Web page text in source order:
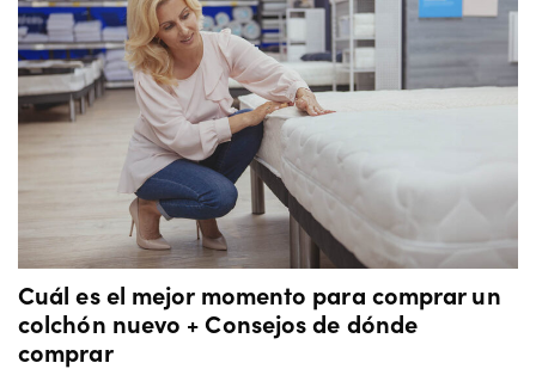
Cuál es el mejor momento para comprar un
colchón nuevo + Consejos de dónde
comprar